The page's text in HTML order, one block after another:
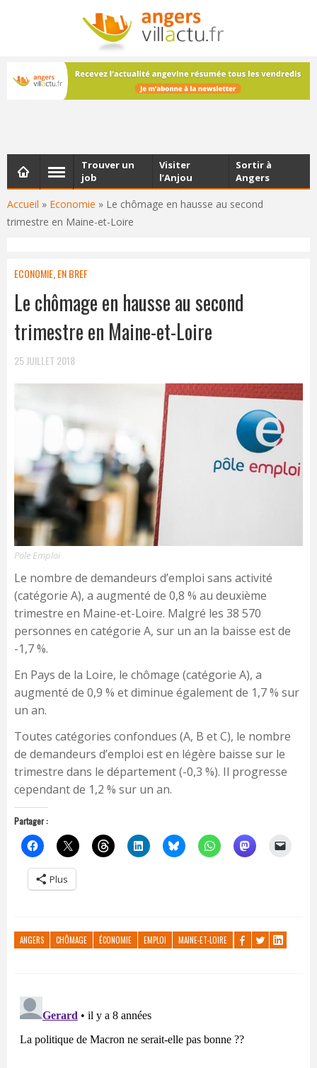
NEWSLETTER
Les dernières actualités d'Angers, chaque vendredi dans
votre boîte e-mail
Accueil » Economie » Le chômage en hausse au second
trimestre en Maine-et-Loire
Trouver un
job
Visiter
l’Anjou
Sortir à
Angers
ECONOMIE EN BREF
Le chômage en hausse au second
trimestre en Maine-et-Loire
25 JUILLET 2018
Pole Emploi
Le nombre de demandeurs d’emploi sans activité
(catégorie A), a augmenté de 0,8 % au deuxième
trimestre en Maine-et-Loire. Malgré les 38 570
personnes en catégorie A, sur un an la baisse est de
-1,7 %.
En Pays de la Loire, le chômage (catégorie A), a
augmenté de 0,9 % et diminue également de 1,7 % sur
un an.
Toutes catégories confondues (A, B et C), le nombre
de demandeurs d’emploi est en légère baisse sur le
trimestre dans le département (-0,3 %). Il progresse
cependant de 1,2 % sur un an.
Partager :
Plus
ANGERS CHÔMAGE ÉCONOMIE EMPLOI MAINE-ET-LOIRE